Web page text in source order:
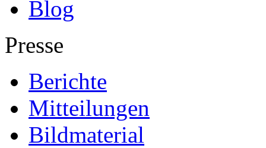
Blog
Presse
Berichte
Mitteilungen
Bildmaterial